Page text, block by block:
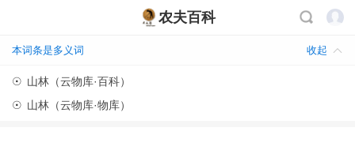
农夫百科
本词条是多义词 收起
☉ 山林（云物库·百科）
☉ 山林（云物库·物库）